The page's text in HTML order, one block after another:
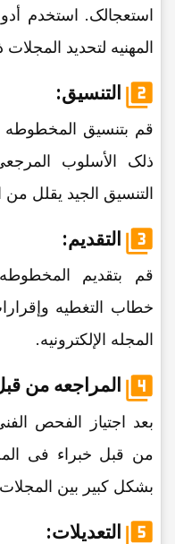
استعجالک. استخدم
المهنیه لتحدید
التنسیق:
قم بتنسیق المخطوطه
ذلک الأسلوب
التنسیق الجید یقلل من
التقدیم:
قم بتقدیم
خطاب التغطیه
المجله الإلکترونیه.
المراجعه من
بعد اجتیاز الفحص
من قبل خبراء فی
بشکل کبیر بین
التعدیلات: